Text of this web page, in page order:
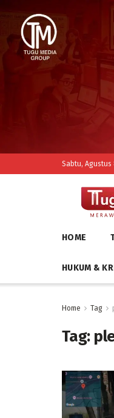
Sabtu, Agustus
HOME
HUKUM &
Home Tag
Tag: